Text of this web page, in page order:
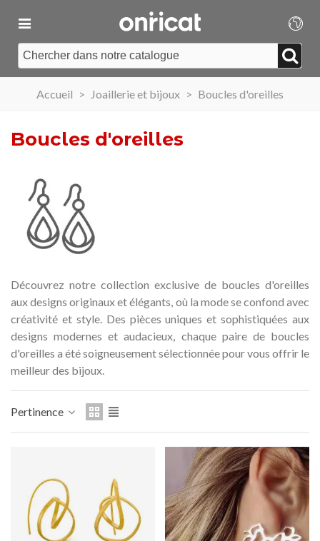
Accueil > Joaillerie et bijoux > Boucles d'oreilles
Boucles d'oreilles
Découvrez notre collection exclusive de boucles d'oreilles
aux designs originaux et élégants, où la mode se confond avec
créativité et style. Des pièces uniques et sophistiquées aux
designs modernes et audacieux, chaque paire de boucles
d'oreilles a été soigneusement sélectionnée pour vous offrir le
meilleur des bijoux.
Pertinence
2026
Médaille commémorative Gaudí
2026 – Édition limitée
89,00 € NEUF